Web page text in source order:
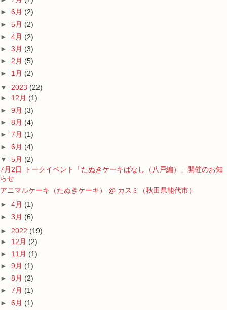
► 6月 (2)
► 5月 (2)
► 4月 (2)
► 3月 (3)
► 2月 (5)
► 1月 (2)
▼ 2023 (22)
► 12月 (1)
► 9月 (3)
► 8月 (4)
► 7月 (1)
► 6月 (4)
▼ 5月 (2)
7月2日 トークイベント「たぬきケーキばなし（八戸編）」開催のお知
らせ
アニマルケーキ（たぬきケーキ） @ カスミ（秋田県能代市）
► 4月 (1)
► 3月 (6)
► 2022 (19)
► 12月 (2)
► 11月 (1)
► 9月 (1)
► 8月 (2)
► 7月 (1)
► 6月 (1)